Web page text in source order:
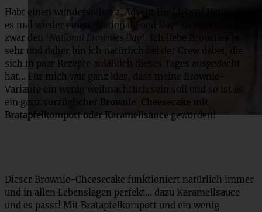
Habt einen wundervollen 2. Advent Ihr Lieben! Heute gibt
es mal wieder einen ‘National Food Day’ zu feiern und
zwar den ‘ National Brownies Day‘. Ich liebe Brownies ja
sehr und daher bin ich natürlich bei der Crew dabei, die
sich in paar Rezepte anläßlich dieses Tages ausgedacht
hat… Für mich war ganz klar, dass meine Brownie-
Variante ein wenig weihnachtlich sein soll und so ist es
ein ganz vorzüglicher Brownie-Cheesecake mit
Bratapfelkompott oder Karamellsaucegeworden!
Dieser Brownie-Cheesecake funktioniert natürlich immer
und in allen Lebenslagen perfekt… dazu Karamellsauce
und es passt! Mit Bratapfelkompott und ein wenig